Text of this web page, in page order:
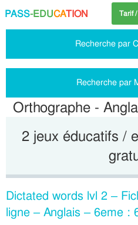
PASS-EDUCATION Tarif
Recherche par
Recherche par
Orthographe -
2 jeux éducatifs /
Dictated words lvl 2 –
ligne – Anglais – 6eme :